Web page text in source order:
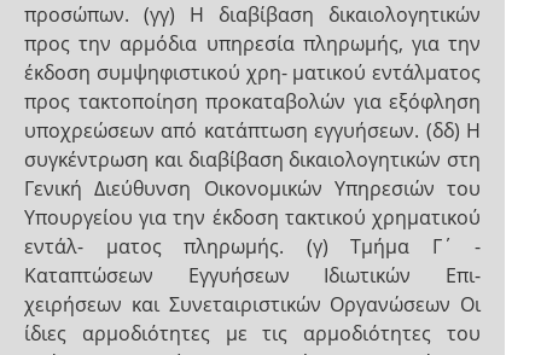
προσώπων. (γγ) Η διαβίβαση δικαιολογητικών
προς την αρμόδια υπηρεσία πληρωμής, για την
έκδοση συμψηφιστικού χρη- ματικού εντάλματος
προς τακτοποίηση προκαταβολών για εξόφληση
υποχρεώσεων από κατάπτωση εγγυήσεων. (δδ) Η
συγκέντρωση και διαβίβαση δικαιολογητικών στη
Γενική Διεύθυνση Οικονομικών Υπηρεσιών του
Υπουργείου για την έκδοση τακτικού χρηματικού
εντάλ- ματος πληρωμής. (γ) Τμήμα Γ΄ -
Καταπτώσεων Εγγυήσεων Ιδιωτικών Επι-
χειρήσεων και Συνεταιριστικών Οργανώσεων Οι
ίδιες αρμοδιότητες με τις αρμοδιότητες του